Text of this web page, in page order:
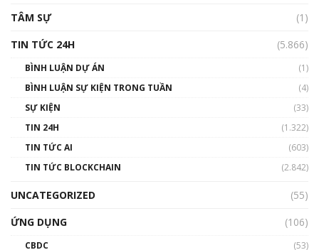
TÂM SỰ
(1)
TIN TỨC 24H
(5.866)
BÌNH LUẬN DỰ ÁN
(1)
BÌNH LUẬN SỰ KIỆN TRONG TUẦN
(4)
SỰ KIỆN
(33)
TIN 24H
(1.322)
TIN TỨC AI
(603)
TIN TỨC BLOCKCHAIN
(2.842)
UNCATEGORIZED
(55)
ỨNG DỤNG
(106)
CBDC (53)